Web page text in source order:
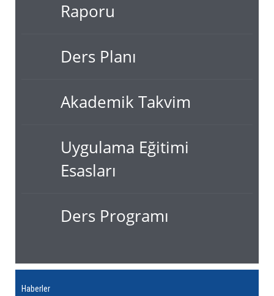
Raporu
Ders Planı
Akademik Takvim
Uygulama Eğitimi
Esasları
Ders Programı
Haberler